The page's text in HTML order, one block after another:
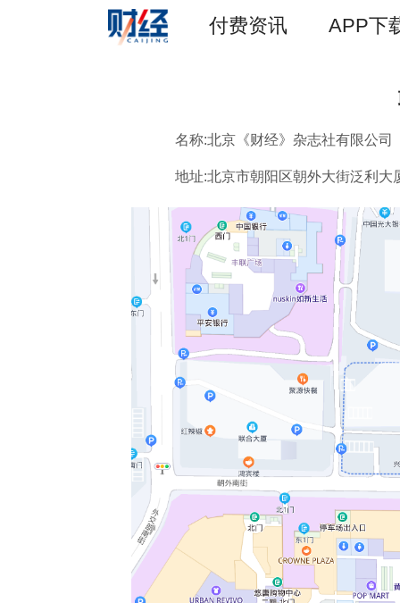
付费资讯 APP下
名称:北京《财经》杂志社有限公司
地址:北京市朝阳区朝外大街泛利大